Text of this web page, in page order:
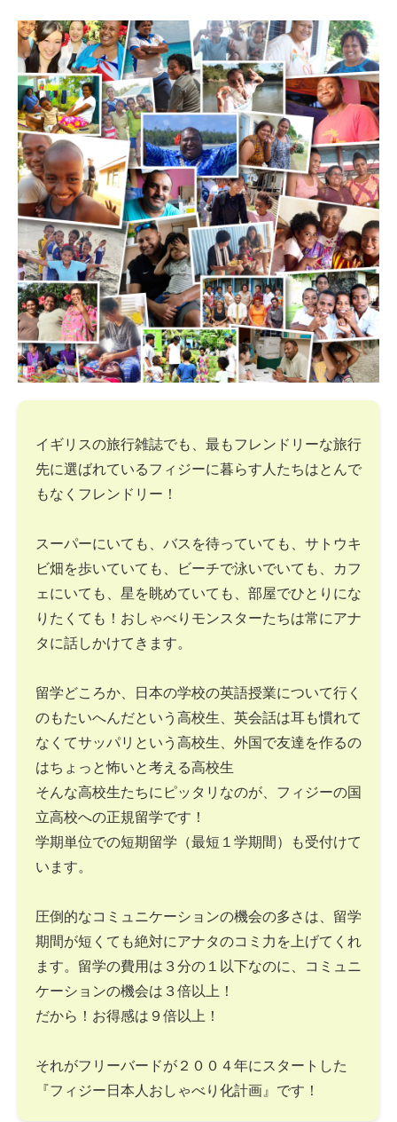
イギリスの旅行雑誌でも、最もフレンドリーな旅行
先に選ばれているフィジーに暮らす人たちはとんで
もなくフレンドリー！
スーパーにいても、バスを待っていても、サトウキ
ビ畑を歩いていても、ビーチで泳いでいても、カフ
ェにいても、星を眺めていても、部屋でひとりにな
りたくても！おしゃべりモンスターたちは常にアナ
タに話しかけてきます。
留学どころか、日本の学校の英語授業について行く
のもたいへんだという高校生、英会話は耳も慣れて
なくてサッパリという高校生、外国で友達を作るの
はちょっと怖いと考える高校生
そんな高校生たちにピッタリなのが、フィジーの国
立高校への正規留学です！
学期単位での短期留学（最短１学期間）も受付けて
います。
圧倒的なコミュニケーションの機会の多さは、留学
期間が短くても絶対にアナタのコミ力を上げてくれ
ます。留学の費用は３分の１以下なのに、コミュニ
ケーションの機会は３倍以上！
だから！お得感は９倍以上！
それがフリーバードが２００４年にスタートした
『フィジー日本人おしゃべり化計画』です！